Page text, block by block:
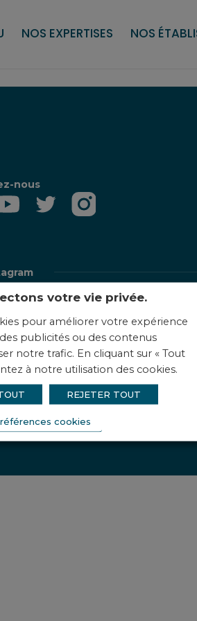
NOS EXPERTISES NOS
établissements et services
nous
de protection des données
votre vie privée.
pour améliorer votre expérience
publicités ou des contenus
notre trafic. En cliquant sur « Tout
à notre utilisation des cookies.
REJETER TOUT
cookies